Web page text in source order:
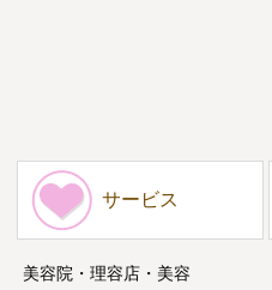
サービス
美容院・理容店・美容